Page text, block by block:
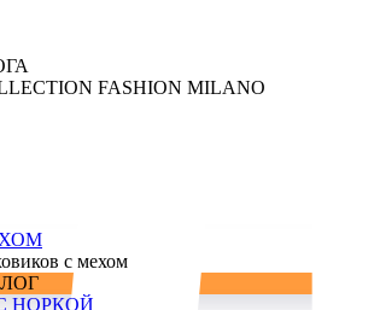
FASHION MILANO
с мехом
НОРКОЙ